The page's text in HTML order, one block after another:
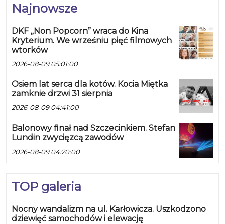
Najnowsze
DKF „Non Popcorn” wraca do Kina
Kryterium. We wrześniu pięć filmowych
wtorków
2026-08-09 05:01:00
Osiem lat serca dla kotów. Kocia Miętka
zamknie drzwi 31 sierpnia
2026-08-09 04:41:00
Balonowy finał nad Szczecinkiem. Stefan
Lundin zwycięzcą zawodów
2026-08-09 04:20:00
TOP galeria
Nocny wandalizm na ul. Karłowicza. Uszkodzono
dziewięć samochodów i elewację